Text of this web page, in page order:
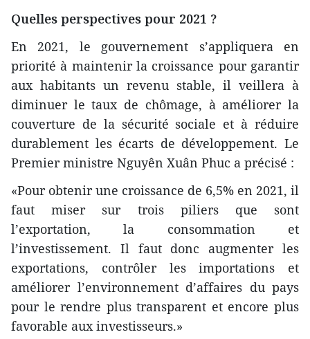
Quelles perspectives pour 2021 ?
En 2021, le gouvernement s’appliquera en
priorité à maintenir la croissance pour garantir
aux habitants un revenu stable, il veillera à
diminuer le taux de chômage, à améliorer la
couverture de la sécurité sociale et à réduire
durablement les écarts de développement. Le
Premier ministre Nguyên Xuân Phuc a précisé :
«Pour obtenir une croissance de 6,5% en 2021, il
faut miser sur trois piliers que sont
l’exportation, la consommation et
l’investissement. Il faut donc augmenter les
exportations, contrôler les importations et
améliorer l’environnement d’affaires du pays
pour le rendre plus transparent et encore plus
favorable aux investisseurs.»